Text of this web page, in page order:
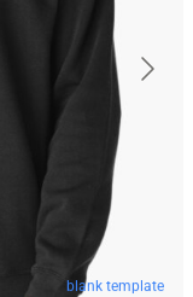
blank template